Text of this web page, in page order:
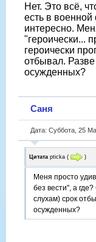
Нет. Это всё,
есть в
интересно.
"героически...
героически
отбывал.
осужденных?
Саня
Дата: Суббота, 25
Цитата pticka ( )
Меня просто
без вести", а
слухам) срок
осужденных?